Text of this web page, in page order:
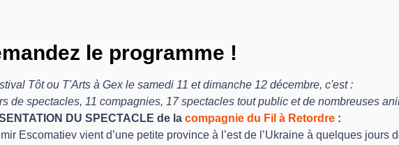
le programme !
Tôt ou T'Arts à Gex le samedi 11 et dimanche 12 décembre, c'est :
de spectacles, 11 compagnies, 17 spectacles tout public et de nombreuses
DU SPECTACLE de la compagnie du Fil à Retordre :
Escomatiev vient d’une petite province à l’est de l’Ukraine à quelques jours